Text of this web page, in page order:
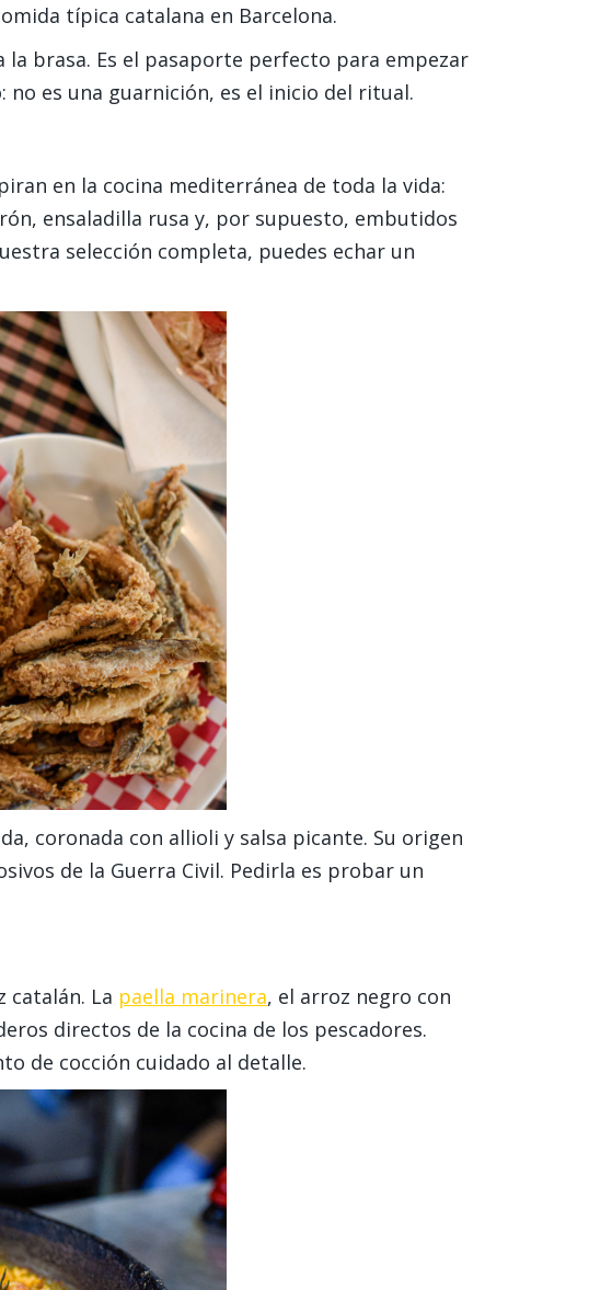
típica catalana en Barcelona.
la brasa. Es el pasaporte perfecto para empezar
es una guarnición, es el inicio del ritual.
en la cocina mediterránea de toda la vida:
ensaladilla rusa y, por supuesto, embutidos
selección completa, puedes echar un
coronada con allioli y salsa picante. Su origen
de la Guerra Civil. Pedirla es probar un
catalán. La paella marinera, el arroz negro con
directos de la cocina de los pescadores.
de cocción cuidado al detalle.